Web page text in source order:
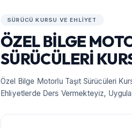
SÜRÜCÜ KURSU VE EHLIYET
ÖZEL BİLGE
SÜRÜCÜLERİ
Özel Bilge Motorlu Taşıt Sürücüleri
Ehliyetlerde Ders Vermekteyiz,